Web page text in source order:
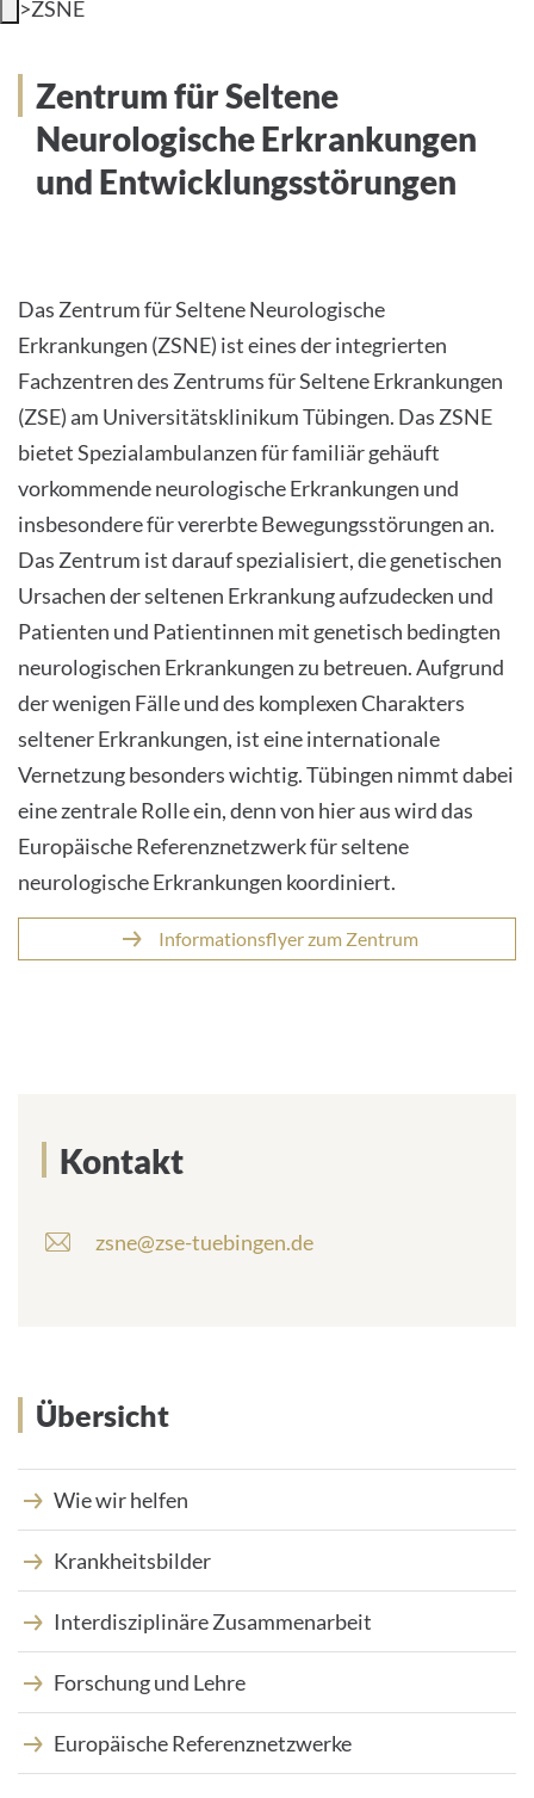
PRESSE
LEICHTE SPRACHE
Deutsch
Datenschutz
>ZSNE
Zentrum für Seltene Neurologische
Erkrankungen und
Entwicklungsstörungen
Zentrum für Seltene
Neurologische Erkrankungen
und Entwicklungsstörungen
Das Zentrum für Seltene Neurologische
Erkrankungen (ZSNE) ist eines der integrierten
Fachzentren des Zentrums für Seltene Erkrankungen
(ZSE) am Universitätsklinikum Tübingen. Das ZSNE
bietet Spezialambulanzen für familiär gehäuft
vorkommende neurologische Erkrankungen und
insbesondere für vererbte Bewegungsstörungen an.
Das Zentrum ist darauf spezialisiert, die genetischen
Ursachen der seltenen Erkrankung aufzudecken und
Patienten und Patientinnen mit genetisch bedingten
neurologischen Erkrankungen zu betreuen. Aufgrund
der wenigen Fälle und des komplexen Charakters
seltener Erkrankungen, ist eine internationale
Vernetzung besonders wichtig. Tübingen nimmt dabei
eine zentrale Rolle ein, denn von hier aus wird das
Europäische Referenznetzwerk für seltene
neurologische Erkrankungen koordiniert.
Informationsflyer zum Zentrum
Kontakt
E
A
r
e
s
s
zsne@zse-tuebingen.de
Übersicht
Wie wir helfen
Krankheitsbilder
Interdisziplinäre Zusammenarbeit
Forschung und Lehre
Europäische Referenznetzwerke